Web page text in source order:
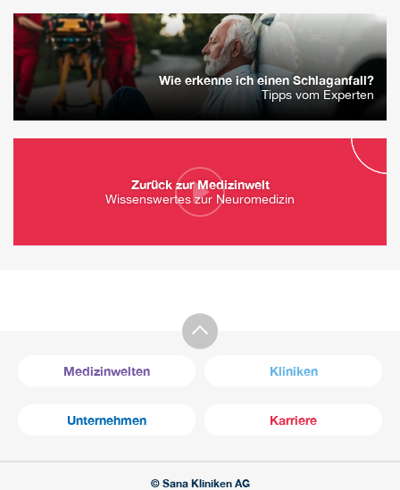
Wie erkenne ich einen Schlaganfall?
Tipps vom Experten
Zurück zur Medizinwelt
Wissenswertes zur Neuromedizin
Medizinwelten Kliniken
Unternehmen Karriere
© Sana Kliniken AG